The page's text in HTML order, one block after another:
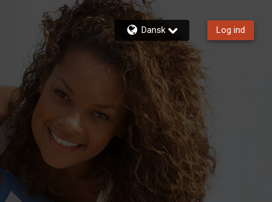
Dansk Log ind